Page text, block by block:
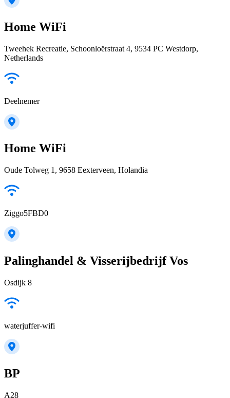
Home WiFi
Tweehek Recreatie, Schoonloërstraat 4, 9534 PC Westdorp,
Netherlands
Deelnemer
Home WiFi
Oude Tolweg 1, 9658 Eexterveen, Holandia
Ziggo5FBD0
Palinghandel & Visserijbedrijf Vos
Osdijk 8
waterjuffer-wifi
BP
A28